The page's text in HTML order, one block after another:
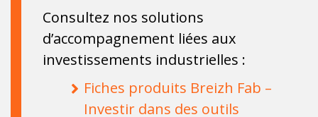
Consultez nos solutions
d’accompagnement liées aux
investissements industrielles :
Fiches produits Breizh Fab –
Investir dans des outils